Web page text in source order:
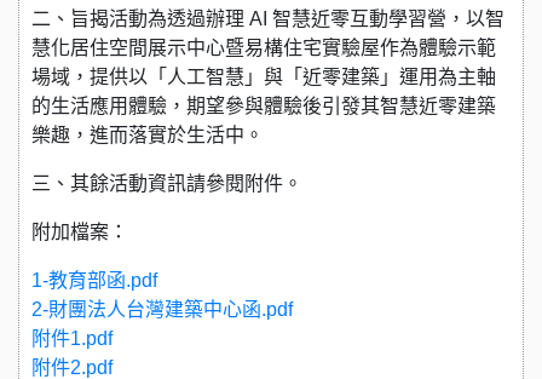
二、旨揭活動為透過辦理 AI 智慧近零互動學習營，以智
慧化居住空間展示中心暨易構住宅實驗屋作為體驗示範
場域，提供以「人工智慧」與「近零建築」運用為主軸
的生活應用體驗，期望參與體驗後引發其智慧近零建築
樂趣，進而落實於生活中。
三、其餘活動資訊請參閱附件。
附加檔案：
1-教育部函.pdf
2-財團法人台灣建築中心函.pdf
附件1.pdf
附件2.pdf